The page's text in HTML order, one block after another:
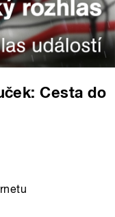
Cesta do